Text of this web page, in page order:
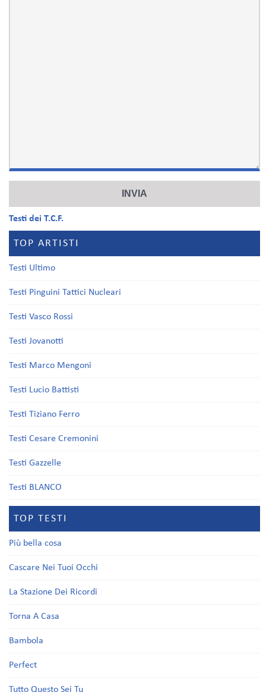
Testi dei T.C.F.
TOP ARTISTI
Testi Ultimo
Testi Pinguini Tattici Nucleari
Testi Vasco Rossi
Testi Jovanotti
Testi Marco Mengoni
Testi Lucio Battisti
Testi Tiziano Ferro
Testi Cesare Cremonini
Testi Gazzelle
Testi BLANCO
TOP TESTI
Più bella cosa
Cascare Nei Tuoi Occhi
La Stazione Dei Ricordi
Torna A Casa
Bambola
Perfect
Tutto Questo Sei Tu